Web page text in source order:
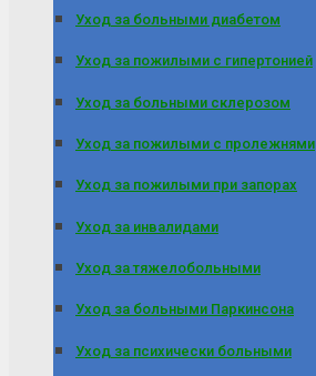
Уход за больными диабетом
Уход за пожилыми с гипертонией
Уход за больными склерозом
Уход за пожилыми с пролежнями
Уход за пожилыми при запорах
Уход за инвалидами
Уход за тяжелобольными
Уход за больными Паркинсона
Уход за психически больными